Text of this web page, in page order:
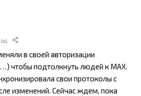
в своей авторизации
чтобы подтолкнуть людей к МАХ.
свои протоколы с
изменений. Сейчас ждем, пока